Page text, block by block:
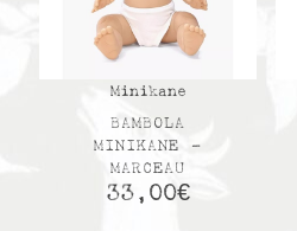
Minikane
BAMBOLA
MINIKANE –
MARCEAU
33,00€